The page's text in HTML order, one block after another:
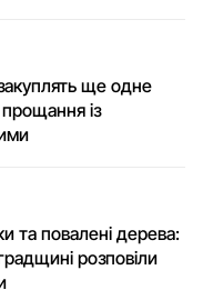
ще одне
із
та повалені дерева:
розповіли